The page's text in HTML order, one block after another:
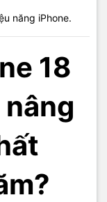
năng iPhone.
18
nâng